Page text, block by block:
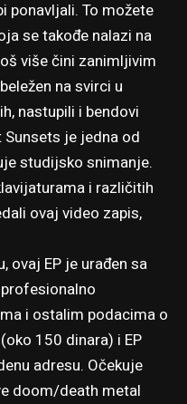
ponavljali. To možete
se takođe nalazi na
više čini zanimljivim
na svirci u
nastupili i bendovi
je jedna od
studijsko snimanje.
i različitih
ovaj video zapis,
ovaj EP je urađen sa
i ostalim podacima o
150 dinara) i EP
adresu. Očekuje
doom/death metal